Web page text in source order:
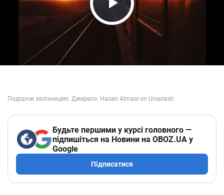
Play Video
Будьте першими у курсі головного —
підпишіться на Новини на OBOZ.UA у
Google
Підписатися